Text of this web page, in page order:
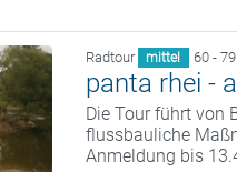
Radtour mittel 60 -
panta rhei -
Die Tour führt von
flussbauliche
Anmeldung bis